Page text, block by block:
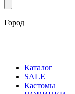
Город
Каталог
SALE
Кастомы